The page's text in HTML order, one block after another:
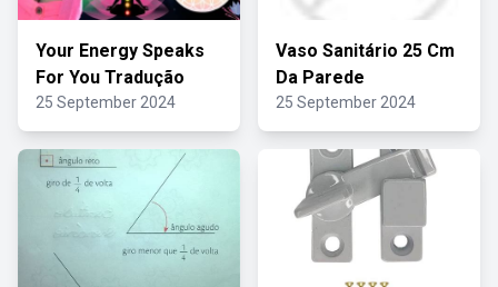
Your Energy Speaks
For You Tradução
25 September 2024
Vaso Sanitário 25 Cm
Da Parede
25 September 2024